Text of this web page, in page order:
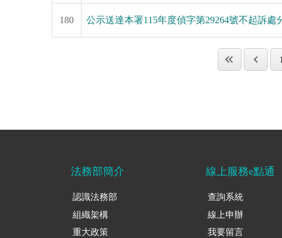
180 公示送達本署115年度偵字第29264號不起訴處
1
法務部簡介
認識法務部
組織架構
重大政策
線上服務e點通
查詢系統
線上申辦
我要留言